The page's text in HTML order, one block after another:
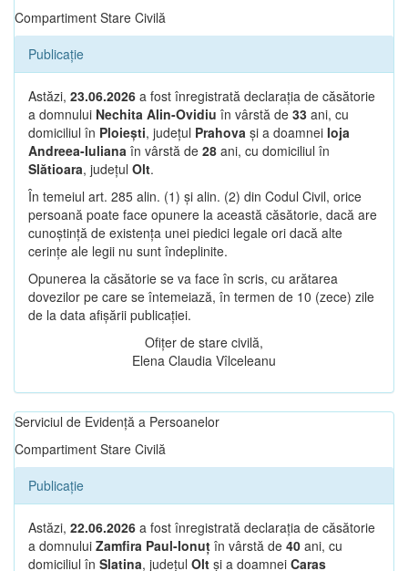
Compartiment Stare Civilă
Publicație
Astăzi, 23.06.2026 a fost înregistrată declarația de căsătorie
a domnului Nechita Alin-Ovidiu în vârstă de 33 ani, cu
domiciliul în Ploiești, județul Prahova și a doamnei Ioja
Andreea-Iuliana în vârstă de 28 ani, cu domiciliul în
Slătioara, județul Olt.
În temeiul art. 285 alin. (1) și alin. (2) din Codul Civil, orice
persoană poate face opunere la această căsătorie, dacă are
cunoștință de existența unei piedici legale ori dacă alte
cerințe ale legii nu sunt îndeplinite.
Opunerea la căsătorie se va face în scris, cu arătarea
dovezilor pe care se întemeiază, în termen de 10 (zece) zile
de la data afișării publicației.
Ofițer de stare civilă,
Elena Claudia Vîlceleanu
Serviciul de Evidență a Persoanelor
Compartiment Stare Civilă
Publicație
Astăzi, 22.06.2026 a fost înregistrată declarația de căsătorie
a domnului Zamfira Paul-Ionuț în vârstă de 40 ani, cu
domiciliul în Slatina, județul Olt și a doamnei Caras